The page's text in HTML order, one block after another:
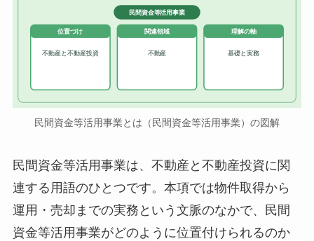
民間資金等活用事業
位置づけ
不動産と不動産投資
関連領域
不動産
理解の軸
基礎と実務
民間資金等活用事業とは（民間資金等活用事業）の図解
民間資金等活用事業は、不動産と不動産投資に関
連する用語のひとつです。本項では物件取得から
運用・売却までの実務という文脈のなかで、民間
資金等活用事業がどのように位置付けられるのか